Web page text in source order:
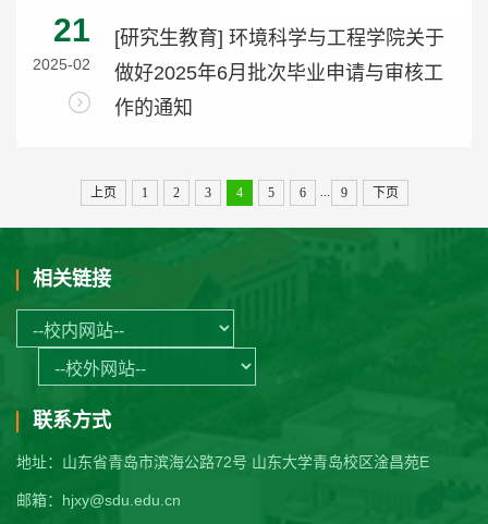
21
2025-02
[研究生教育] 环境科学与工程学院关于
做好2025年6月批次毕业申请与审核工
作的通知
上页 1 2 3 4 5 6 9 下页
相关链接
联系方式
地址：山东省青岛市滨海公路72号 山东大学青岛校区淦昌苑E
邮箱：hjxy@sdu.edu.cn